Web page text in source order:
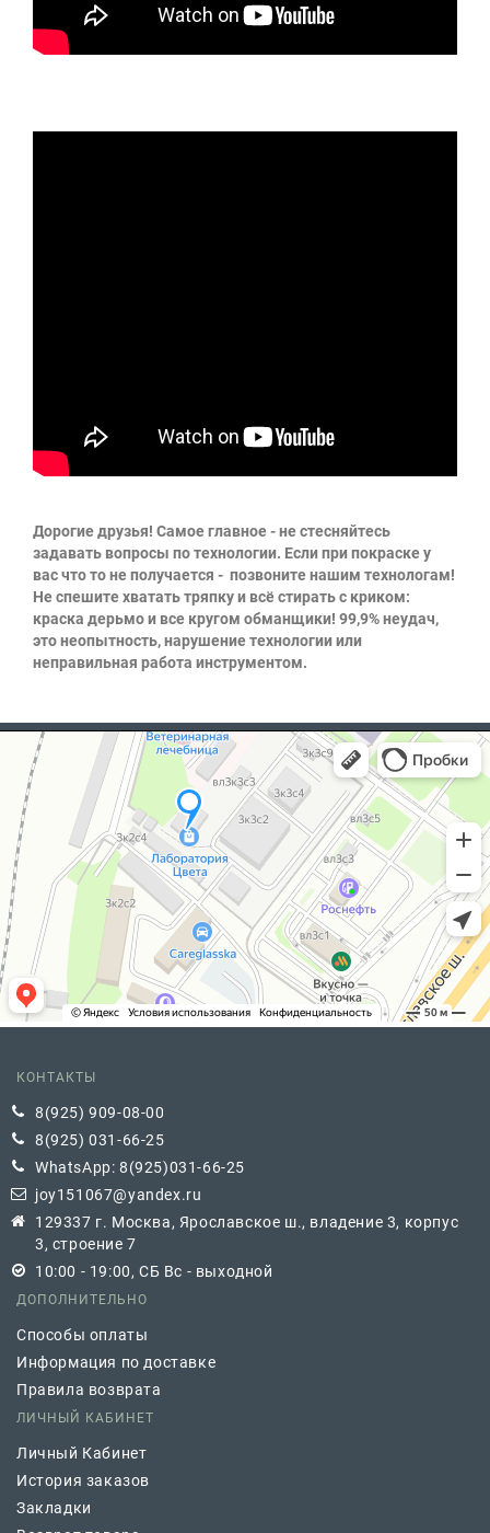
Дорогие друзья! Самое главное - не стесняйтесь
задавать вопросы по технологии. Если при покраске у
вас что то не получается - позвоните нашим технологам!
Не спешите хватать тряпку и всё стирать с криком:
краска дерьмо и все кругом обманщики! 99,9% неудач,
это неопытность, нарушение технологии или
неправильная работа инструментом.
КОНТАКТЫ
8(925) 909-08-00
8(925) 031-66-25
WhatsApp: 8(925)031-66-25
joy151067@yandex.ru
129337 г. Москва, Ярославское ш., владение 3, корпус
3, строение 7
10:00 - 19:00, СБ Вс - выходной
ДОПОЛНИТЕЛЬНО
Способы оплаты
Информация по доставке
Правила возврата
ЛИЧНЫЙ КАБИНЕТ
Личный Кабинет
История заказов
Закладки